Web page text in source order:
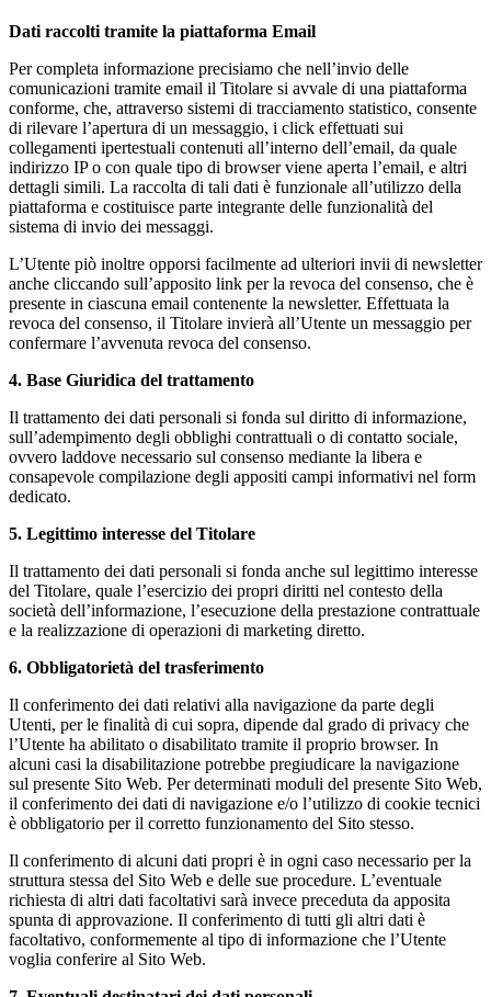
Dati raccolti tramite la piattaforma Email
Per completa informazione precisiamo che nell’invio delle
comunicazioni tramite email il Titolare si avvale di una piattaforma
conforme, che, attraverso sistemi di tracciamento statistico, consente
di rilevare l’apertura di un messaggio, i click effettuati sui
collegamenti ipertestuali contenuti all’interno dell’email, da quale
indirizzo IP o con quale tipo di browser viene aperta l’email, e altri
dettagli simili. La raccolta di tali dati è funzionale all’utilizzo della
piattaforma e costituisce parte integrante delle funzionalità del
sistema di invio dei messaggi.
L’Utente piò inoltre opporsi facilmente ad ulteriori invii di newsletter
anche cliccando sull’apposito link per la revoca del consenso, che è
presente in ciascuna email contenente la newsletter. Effettuata la
revoca del consenso, il Titolare invierà all’Utente un messaggio per
confermare l’avvenuta revoca del consenso.
4. Base Giuridica del trattamento
Il trattamento dei dati personali si fonda sul diritto di informazione,
sull’adempimento degli obblighi contrattuali o di contatto sociale,
ovvero laddove necessario sul consenso mediante la libera e
consapevole compilazione degli appositi campi informativi nel form
dedicato.
5. Legittimo interesse del Titolare
Il trattamento dei dati personali si fonda anche sul legittimo interesse
del Titolare, quale l’esercizio dei propri diritti nel contesto della
società dell’informazione, l’esecuzione della prestazione contrattuale
e la realizzazione di operazioni di marketing diretto.
6. Obbligatorietà del trasferimento
Il conferimento dei dati relativi alla navigazione da parte degli
Utenti, per le finalità di cui sopra, dipende dal grado di privacy che
l’Utente ha abilitato o disabilitato tramite il proprio browser. In
alcuni casi la disabilitazione potrebbe pregiudicare la navigazione
sul presente Sito Web. Per determinati moduli del presente Sito Web,
il conferimento dei dati di navigazione e/o l’utilizzo di cookie tecnici
è obbligatorio per il corretto funzionamento del Sito stesso.
Il conferimento di alcuni dati propri è in ogni caso necessario per la
struttura stessa del Sito Web e delle sue procedure. L’eventuale
richiesta di altri dati facoltativi sarà invece preceduta da apposita
spunta di approvazione. Il conferimento di tutti gli altri dati è
facoltativo, conformemente al tipo di informazione che l’Utente
voglia conferire al Sito Web.